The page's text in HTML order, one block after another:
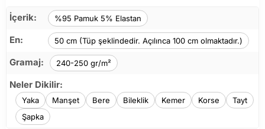
İçerik: %95 Pamuk 5% Elastan
En: 50 cm (Tüp şeklindedir. Açılınca 100 cm olmaktadır.)
Gramaj: 240-250 gr/m²
Neler Dikilir:
Yaka Manşet Bere Bileklik Kemer Korse
Tayt
Şapka